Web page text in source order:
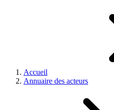
Accueil
Annuaire des acteurs